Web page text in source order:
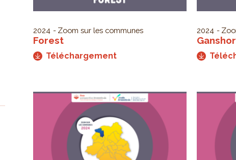
2024 Zoom sur les communes
Forest
Téléchargement
2024